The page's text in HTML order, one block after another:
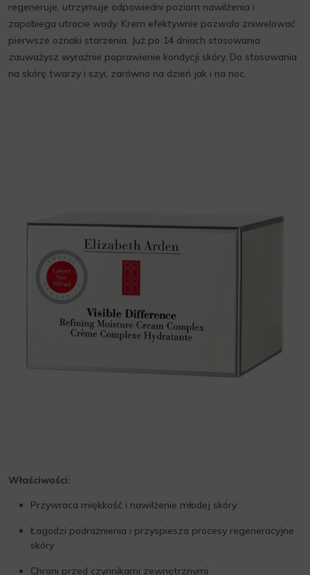
regeneruje, utrzymuje odpowiedni poziom nawilżenia i
zapobiega utracie wody. Krem efektywnie pozwala zniwelować
pierwsze oznaki starzenia. Już po 14 dniach stosowania
zauważysz wyraźnie poprawienie kondycji skóry. Do stosowania
na skórę twarzy i szyi, zarówno na dzień jak i na noc.
Właściwości:
Przywraca miękkość i nawilżenie młodej skóry
Łagodzi podrażnienia i przyspiesza procesy regeneracyjne
skóry
Chroni przed czynnikami zewnętrznymi